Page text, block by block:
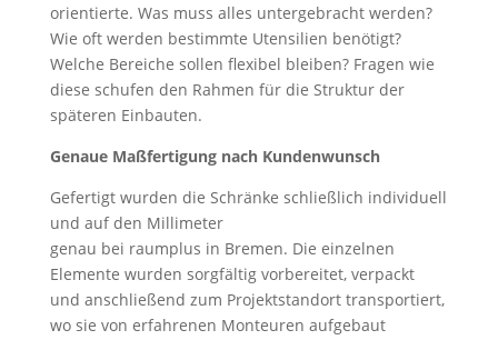
orientierte. Was muss alles untergebracht werden?
Wie oft werden bestimmte Utensilien benötigt?
Welche Bereiche sollen flexibel bleiben? Fragen wie
diese schufen den Rahmen für die Struktur der
späteren Einbauten.
Genaue Maßfertigung nach Kundenwunsch
Gefertigt wurden die Schränke schließlich individuell
und auf den Millimeter
genau bei raumplus in Bremen. Die einzelnen
Elemente wurden sorgfältig vorbereitet, verpackt
und anschließend zum Projektstandort transportiert,
wo sie von erfahrenen Monteuren aufgebaut